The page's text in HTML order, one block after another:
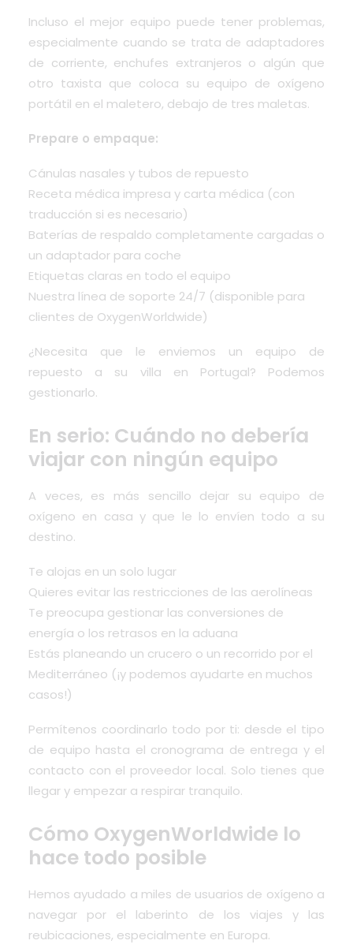
Incluso el mejor equipo puede tener problemas,
especialmente cuando se trata de adaptadores
de corriente, enchufes extranjeros o algún que
otro taxista que coloca su equipo de oxígeno
portátil en el maletero, debajo de tres maletas.
Prepare o empaque:
Cánulas nasales y tubos de repuesto
Receta médica impresa y carta médica (con
traducción si es necesario)
Baterías de respaldo completamente cargadas o
un adaptador para coche
Etiquetas claras en todo el equipo
Nuestra línea de soporte 24/7 (disponible para
clientes de OxygenWorldwide)
¿Necesita que le enviemos un equipo de
repuesto a su villa en Portugal? Podemos
gestionarlo.
En serio: Cuándo no debería
viajar con ningún equipo
A veces, es más sencillo dejar su equipo de
oxígeno en casa y que le lo envíen todo a su
destino.
Te alojas en un solo lugar
Quieres evitar las restricciones de las aerolíneas
Te preocupa gestionar las conversiones de
energía o los retrasos en la aduana
Estás planeando un crucero o un recorrido por el
Mediterráneo (¡y podemos ayudarte en muchos
casos!)
Permítenos coordinarlo todo por ti: desde el tipo
de equipo hasta el cronograma de entrega y el
contacto con el proveedor local. Solo tienes que
llegar y empezar a respirar tranquilo.
Cómo OxygenWorldwide lo
hace todo posible
Hemos ayudado a miles de usuarios de oxígeno a
navegar por el laberinto de los viajes y las
reubicaciones, especialmente en Europa.